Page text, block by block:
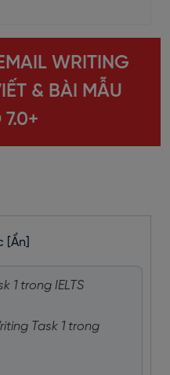
WRITING
& BÀI MẪU
7.0+
[Ẩn]
1 trong IELTS
Task 1 trong